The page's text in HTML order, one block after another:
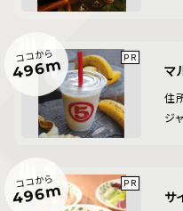
ココから
496m マ
住
ジ
ココから
496m サ